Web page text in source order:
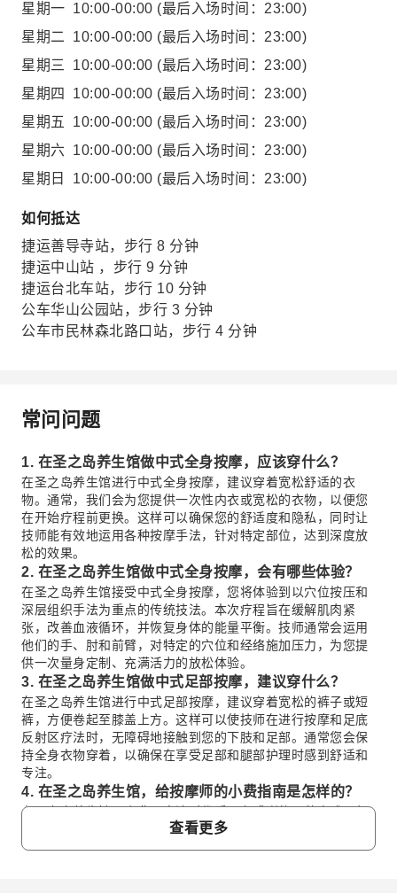
星期一 10:00-00:00 (最后入场时间：23:00)
星期二
10:00-00:00 (最后入场时间：23:00)
星期三
10:00-00:00 (最后入场时间：23:00)
星期四
10:00-00:00 (最后入场时间：23:00)
星期五
10:00-00:00 (最后入场时间：23:00)
星期六 10:00-00:00 (最后入场时间：23:00)
星期日
10:00-00:00 (最后入场时间：23:00)
如何抵达
捷运善导寺站，步行 8 分钟
捷运中山站 ，步行 9 分钟
捷运台北车站，步行 10 分钟
公车华山公园站，步行 3 分钟
公车市民林森北路口站，步行 4 分钟
常问问题
1. 在圣之岛养生馆做中式全身按摩，应该穿什么？
在圣之岛养生馆进行中式全身按摩，建议穿着宽松舒适的衣
物。通常，我们会为您提供一次性内衣或宽松的衣物，以便您
在开始疗程前更换。这样可以确保您的舒适度和隐私，同时让
技师能有效地运用各种按摩手法，针对特定部位，达到深度放
松的效果。
2. 在圣之岛养生馆做中式全身按摩，会有哪些体验？
在圣之岛养生馆接受中式全身按摩，您将体验到以穴位按压和
深层组织手法为重点的传统技法。本次疗程旨在缓解肌肉紧
张，改善血液循环，并恢复身体的能量平衡。技师通常会运用
他们的手、肘和前臂，对特定的穴位和经络施加压力，为您提
供一次量身定制、充满活力的放松体验。
3. 在圣之岛养生馆做中式足部按摩，建议穿什么？
在圣之岛养生馆进行中式足部按摩，建议穿着宽松的裤子或短
裤，方便卷起至膝盖上方。这样可以使技师在进行按摩和足底
反射区疗法时，无障碍地接触到您的下肢和足部。通常您会保
持全身衣物穿着，以确保在享受足部和腿部护理时感到舒适和
专注。
4. 在圣之岛养生馆，给按摩师的小费指南是怎样的？
在圣之岛养生馆，小费是表达对优质服务感谢的一种方式，但
完全取决于您的意愿。虽然没有硬性规定，但许多顾客会根据
对技师技术和整体按摩体验的满意度来决定是否给小费。这是
查看更多